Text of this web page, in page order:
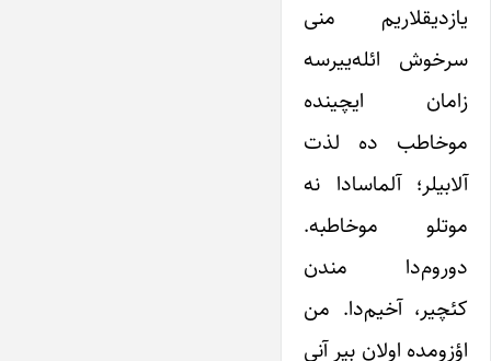
یازدیقلاریم منی
سرخوش ائله‌ییرسه
زامان ایچینده
موخاطب ده لذت
آلابیلر؛ آلماسادا نه
موتلو موخاطبه.
دوروم‌دا مندن
کئچیر، آخیم‌دا. من
اؤزومده اولان بیر آنی